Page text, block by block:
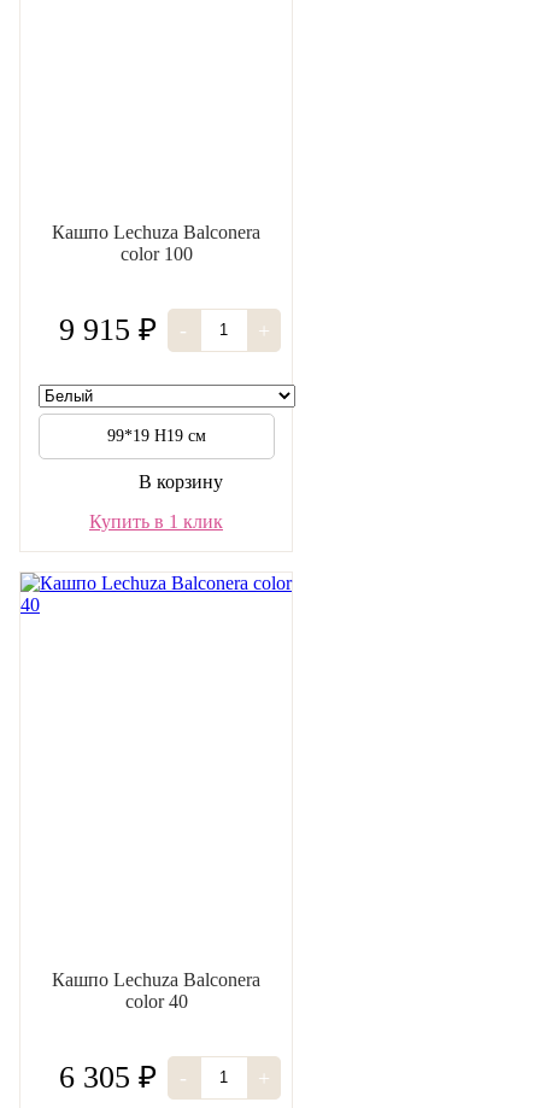
Кашпо Lechuza Balconera
color 100
9 915 ₽ - +
99*19 H19 см
В корзину
Купить в 1 клик
Кашпо Lechuza Balconera
color 40
6 305 ₽ - +